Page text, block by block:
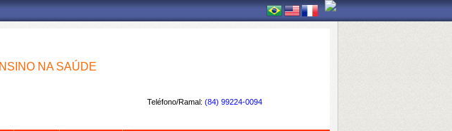
NA SAÚDE
Teléfono/Ramal: (84) 99224-0094